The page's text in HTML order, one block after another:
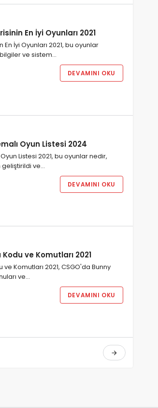
En İyi Oyunları 2021
İyi Oyunları 2021, bu oyunlar
ve sistem…
DEVAMINI OKU
Oyun Listesi 2024
Listesi 2021, bu oyunlar nedir,
geliştirildi ve…
DEVAMINI OKU
ve Komutları 2021
ve Komutları 2021, CSGO'da Bunny
ve…
DEVAMINI OKU